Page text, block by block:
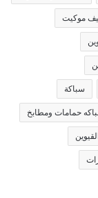
موكيت
سباكة
حمامات ومطابخ